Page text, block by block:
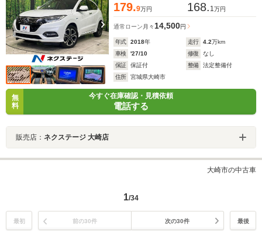
179.9万円 168. 1万円
通常ローン 月々14,500円
年式 2018年 走行 4.2万km
車検
'27/10 修復
なし
保証
保証付 整備
法定整備付
住所
宮城県大崎市
無
料
今すぐ在庫確認・見積依頼
電話する
販売店： ネクステージ 大崎店
大崎市の中古車
1/34
最初 前の30件 次の30件 最後